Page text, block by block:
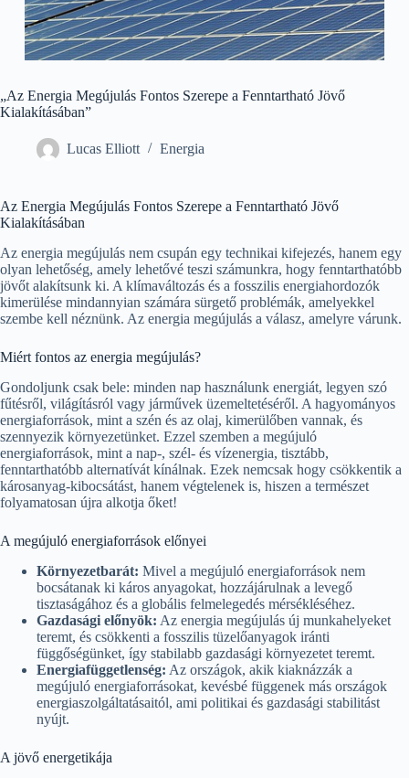
„Az Energia Megújulás Fontos Szerepe a Fenntartható Jövő
Kialakításában”
Lucas Elliott Energia
Az Energia Megújulás Fontos Szerepe a Fenntartható Jövő
Kialakításában
Az energia megújulás nem csupán egy technikai kifejezés, hanem egy
olyan lehetőség, amely lehetővé teszi számunkra, hogy fenntarthatóbb
jövőt alakítsunk ki. A klímaváltozás és a fosszilis energiahordozók
kimerülése mindannyian számára sürgető problémák, amelyekkel
szembe kell néznünk. Az energia megújulás a válasz, amelyre várunk.
Miért fontos az energia megújulás?
Gondoljunk csak bele: minden nap használunk energiát, legyen szó
fűtésről, világításról vagy járművek üzemeltetéséről. A hagyományos
energiaforrások, mint a szén és az olaj, kimerülőben vannak, és
szennyezik környezetünket. Ezzel szemben a megújuló
energiaforrások, mint a nap-, szél- és vízenergia, tisztább,
fenntarthatóbb alternatívát kínálnak. Ezek nemcsak hogy csökkentik a
károsanyag-kibocsátást, hanem végtelenek is, hiszen a természet
folyamatosan újra alkotja őket!
A megújuló energiaforrások előnyei
Környezetbarát: Mivel a megújuló energiaforrások nem
bocsátanak ki káros anyagokat, hozzájárulnak a levegő
tisztaságához és a globális felmelegedés mérsékléséhez.
Gazdasági előnyök: Az energia megújulás új munkahelyeket
teremt, és csökkenti a fosszilis tüzelőanyagok iránti
függőségünket, így stabilabb gazdasági környezetet teremt.
Energiafüggetlenség: Az országok, akik kiaknázzák a
megújuló energiaforrásokat, kevésbé függenek más országok
energiaszolgáltatásaitól, ami politikai és gazdasági stabilitást
nyújt.
A jövő energetikája